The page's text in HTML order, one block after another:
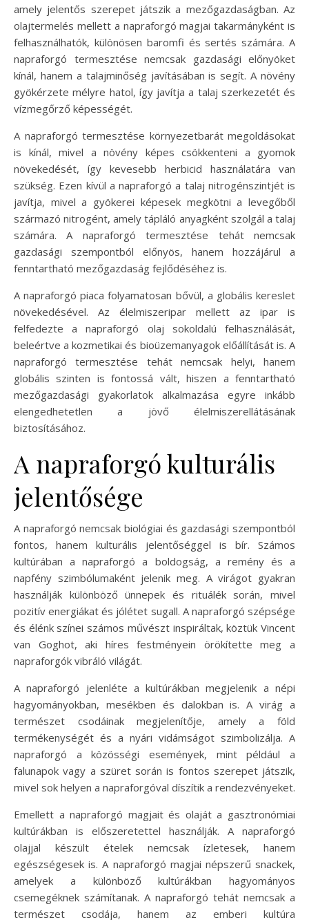
amely jelentős szerepet játszik a mezőgazdaságban. Az
olajtermelés mellett a napraforgó magjai takarmányként is
felhasználhatók, különösen baromfi és sertés számára. A
napraforgó termesztése nemcsak gazdasági előnyöket
kínál, hanem a talajminőség javításában is segít. A növény
gyökérzete mélyre hatol, így javítja a talaj szerkezetét és
vízmegőrző képességét.
A napraforgó termesztése környezetbarát megoldásokat
is kínál, mivel a növény képes csökkenteni a gyomok
növekedését, így kevesebb herbicid használatára van
szükség. Ezen kívül a napraforgó a talaj nitrogénszintjét is
javítja, mivel a gyökerei képesek megkötni a levegőből
származó nitrogént, amely tápláló anyagként szolgál a talaj
számára. A napraforgó termesztése tehát nemcsak
gazdasági szempontból előnyös, hanem hozzájárul a
fenntartható mezőgazdaság fejlődéséhez is.
A napraforgó piaca folyamatosan bővül, a globális kereslet
növekedésével. Az élelmiszeripar mellett az ipar is
felfedezte a napraforgó olaj sokoldalú felhasználását,
beleértve a kozmetikai és bioüzemanyagok előállítását is. A
napraforgó termesztése tehát nemcsak helyi, hanem
globális szinten is fontossá vált, hiszen a fenntartható
mezőgazdasági gyakorlatok alkalmazása egyre inkább
elengedhetetlen a jövő élelmiszerellátásának
biztosításához.
A napraforgó kulturális
jelentősége
A napraforgó nemcsak biológiai és gazdasági szempontból
fontos, hanem kulturális jelentőséggel is bír. Számos
kultúrában a napraforgó a boldogság, a remény és a
napfény szimbólumaként jelenik meg. A virágot gyakran
használják különböző ünnepek és rituálék során, mivel
pozitív energiákat és jólétet sugall. A napraforgó szépsége
és élénk színei számos művészt inspiráltak, köztük Vincent
van Goghot, aki híres festményein örökítette meg a
napraforgók vibráló világát.
A napraforgó jelenléte a kultúrákban megjelenik a népi
hagyományokban, mesékben és dalokban is. A virág a
természet csodáinak megjelenítője, amely a föld
termékenységét és a nyári vidámságot szimbolizálja. A
napraforgó a közösségi események, mint például a
falunapok vagy a szüret során is fontos szerepet játszik,
mivel sok helyen a napraforgóval díszítik a rendezvényeket.
Emellett a napraforgó magjait és olaját a gasztronómiai
kultúrákban is előszeretettel használják. A napraforgó
olajjal készült ételek nemcsak ízletesek, hanem
egészségesek is. A napraforgó magjai népszerű snackek,
amelyek a különböző kultúrákban hagyományos
csemegéknek számítanak. A napraforgó tehát nemcsak a
természet csodája, hanem az emberi kultúra